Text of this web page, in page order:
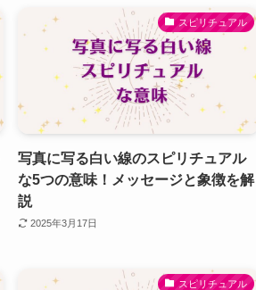
スピリチュアル
写真に写る白い線のスピリチュアル
な5つの意味！メッセージと象徴を解
説
2025年3月17日
スピリチュアル